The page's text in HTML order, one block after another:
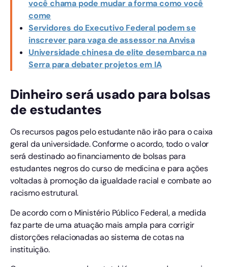
você chama pode mudar a forma como você
come
Servidores do Executivo Federal podem se
inscrever para vaga de assessor na Anvisa
Universidade chinesa de elite desembarca na
Serra para debater projetos em IA
Dinheiro será usado para bolsas
de estudantes
Os recursos pagos pelo estudante não irão para o caixa
geral da universidade. Conforme o acordo, todo o valor
será destinado ao financiamento de bolsas para
estudantes negros do curso de medicina e para ações
voltadas à promoção da igualdade racial e combate ao
racismo estrutural.
De acordo com o Ministério Público Federal, a medida
faz parte de uma atuação mais ampla para corrigir
distorções relacionadas ao sistema de cotas na
instituição.